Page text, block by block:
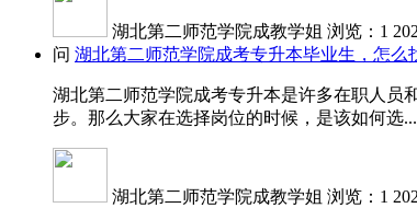
湖北第二师范学院成教学姐 浏览：1
问 湖北第二师范学院成考专升本毕业生，怎么
湖北第二师范学院成考专升本是许多在职人员
步。那么大家在选择岗位的时候，是该如何选
湖北第二师范学院成教学姐 浏览：1